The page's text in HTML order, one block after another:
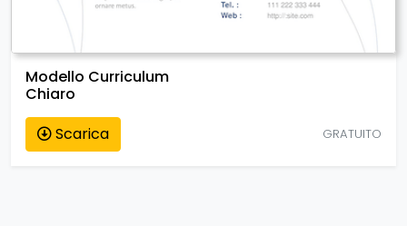
Modello Curriculum
Chiaro
Scarica
GRATUITO